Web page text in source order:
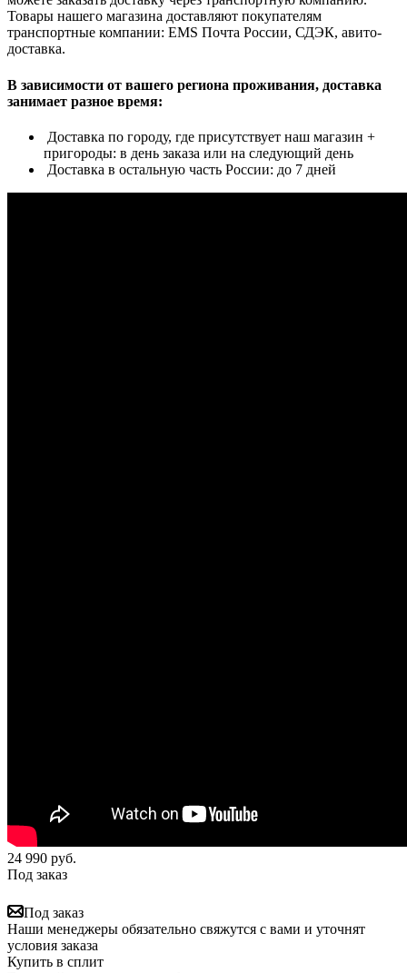
Товары нашего магазина доставляют покупателям
транспортные компании: EMS Почта России, СДЭК, авито-
доставка.
В зависимости от вашего региона проживания, доставка
занимает разное время:
Доставка по городу, где присутствует наш магазин +
пригороды: в день заказа или на следующий день
Доставка в остальную часть России: до 7 дней
24 990 руб.
Под заказ
Под заказ
Наши менеджеры обязательно свяжутся с вами и уточнят
условия заказа
Купить в сплит